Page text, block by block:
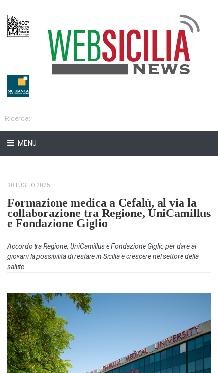
MENU
30 LUGLIO 2025
Formazione medica a Cefalù, al via la
collaborazione tra Regione, UniCamillus
e Fondazione Giglio
Accordo tra Regione, UniCamillus e Fondazione Giglio per dare ai
giovani la possibilità di restare in Sicilia e crescere nel settore della
salute